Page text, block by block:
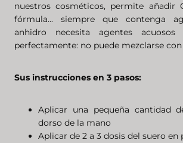
nuestros cosméticos, permite añadir
fórmula... siempre que contenga
anhidro necesita agentes acuosos
perfectamente: no puede mezclarse con
Sus instrucciones en 3 pasos:
Aplicar una pequeña cantidad
dorso de la mano
Aplicar de 2 a 3 dosis del suero en